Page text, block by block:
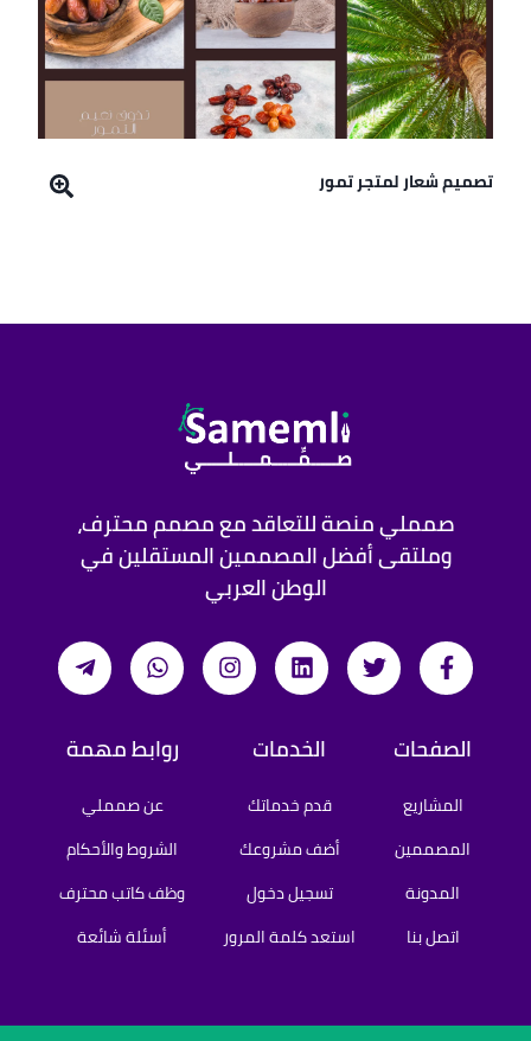
تصميم شعار لمتجر تمور
صمملي منصة للتعاقد مع مصمم محترف،
وملتقى أفضل المصممين المستقلين في
الوطن العربي
الصفحات
المشاريع
المصممين
المدونة
اتصل بنا
الخدمات
قدم خدماتك
أضف مشروعك
تسجيل دخول
استعد كلمة المرور
روابط مهمة
عن صمملي
الشروط والأحكام
وظف كاتب محترف
أسئلة شائعة